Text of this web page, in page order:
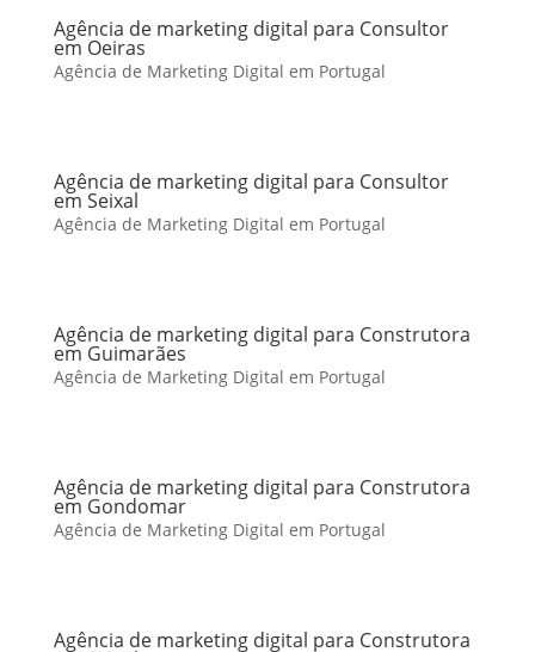
Agência de marketing digital para Consultor
em Oeiras
Agência de Marketing Digital em Portugal
Agência de marketing digital para Consultor
em Seixal
Agência de Marketing Digital em Portugal
Agência de marketing digital para Construtora
em Guimarães
Agência de Marketing Digital em Portugal
Agência de marketing digital para Construtora
em Gondomar
Agência de Marketing Digital em Portugal
Agência de marketing digital para Construtora